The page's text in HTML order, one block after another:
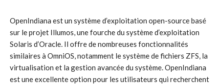
OpenIndiana est un système d’exploitation open-source basé
sur le projet Illumos, une fourche du système d’exploitation
Solaris d’Oracle. Il offre de nombreuses fonctionnalités
similaires à OmniOS, notamment le système de fichiers ZFS, la
virtualisation et la gestion avancée du système. OpenIndiana
est une excellente option pour les utilisateurs qui recherchent